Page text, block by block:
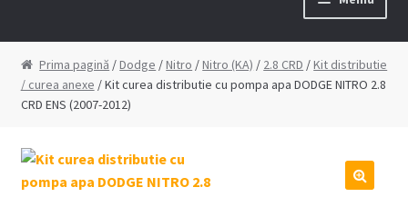
Prima pagină
Contact
Coș
Prima pagină /Dodge /Nitro /Nitro (KA) / 2.8 CRD /Kit distributie
/ curea anexe / Kit curea distributie cu pompa apa DODGE NITRO 2.8
CRD ENS (2007-2012)